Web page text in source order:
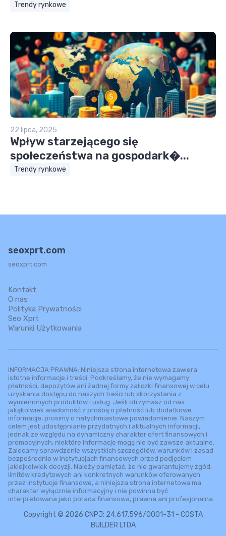
Trendy rynkowe
22 lipca, 2025
Wpływ starzejącego się
społeczeństwa na gospodark�...
Trendy rynkowe
seoxprt.com
seoxprt.com
Kontakt
O nas
Polityka Prywatności
Seo Xprt
Warunki Użytkowania
INFORMACJA PRAWNA: Niniejsza strona internetowa zawiera
istotne informacje i treści. Podkreślamy, że nie wymagamy
płatności, depozytów ani żadnej formy zaliczki finansowej w celu
uzyskania dostępu do naszych treści lub skorzystania z
wymienionych produktów i usług. Jeśli otrzymasz od nas
jakąkolwiek wiadomość z prośbą o płatność lub dodatkowe
informacje, prosimy o natychmiastowe powiadomienie. Naszym
celem jest udostępnianie przydatnych i aktualnych informacji,
jednak ze względu na dynamiczny charakter ofert finansowych i
promocyjnych, niektóre informacje mogą nie być zawsze aktualne.
Zalecamy sprawdzenie wszystkich szczegółów, warunków i zasad
bezpośrednio w instytucjach finansowych przed podjęciem
jakiejkolwiek decyzji. Należy pamiętać, że nie gwarantujemy zgód,
limitów kredytowych ani konkretnych warunków oferowanych
przez instytucje finansowe, a niniejsza strona internetowa ma
charakter wyłącznie informacyjny i nie powinna być
interpretowana jako porada finansowa, prawna ani profesjonalna.
Copyright © 2026 CNPJ: 24.617.596/0001-31 - COSTA
BUILDER LTDA